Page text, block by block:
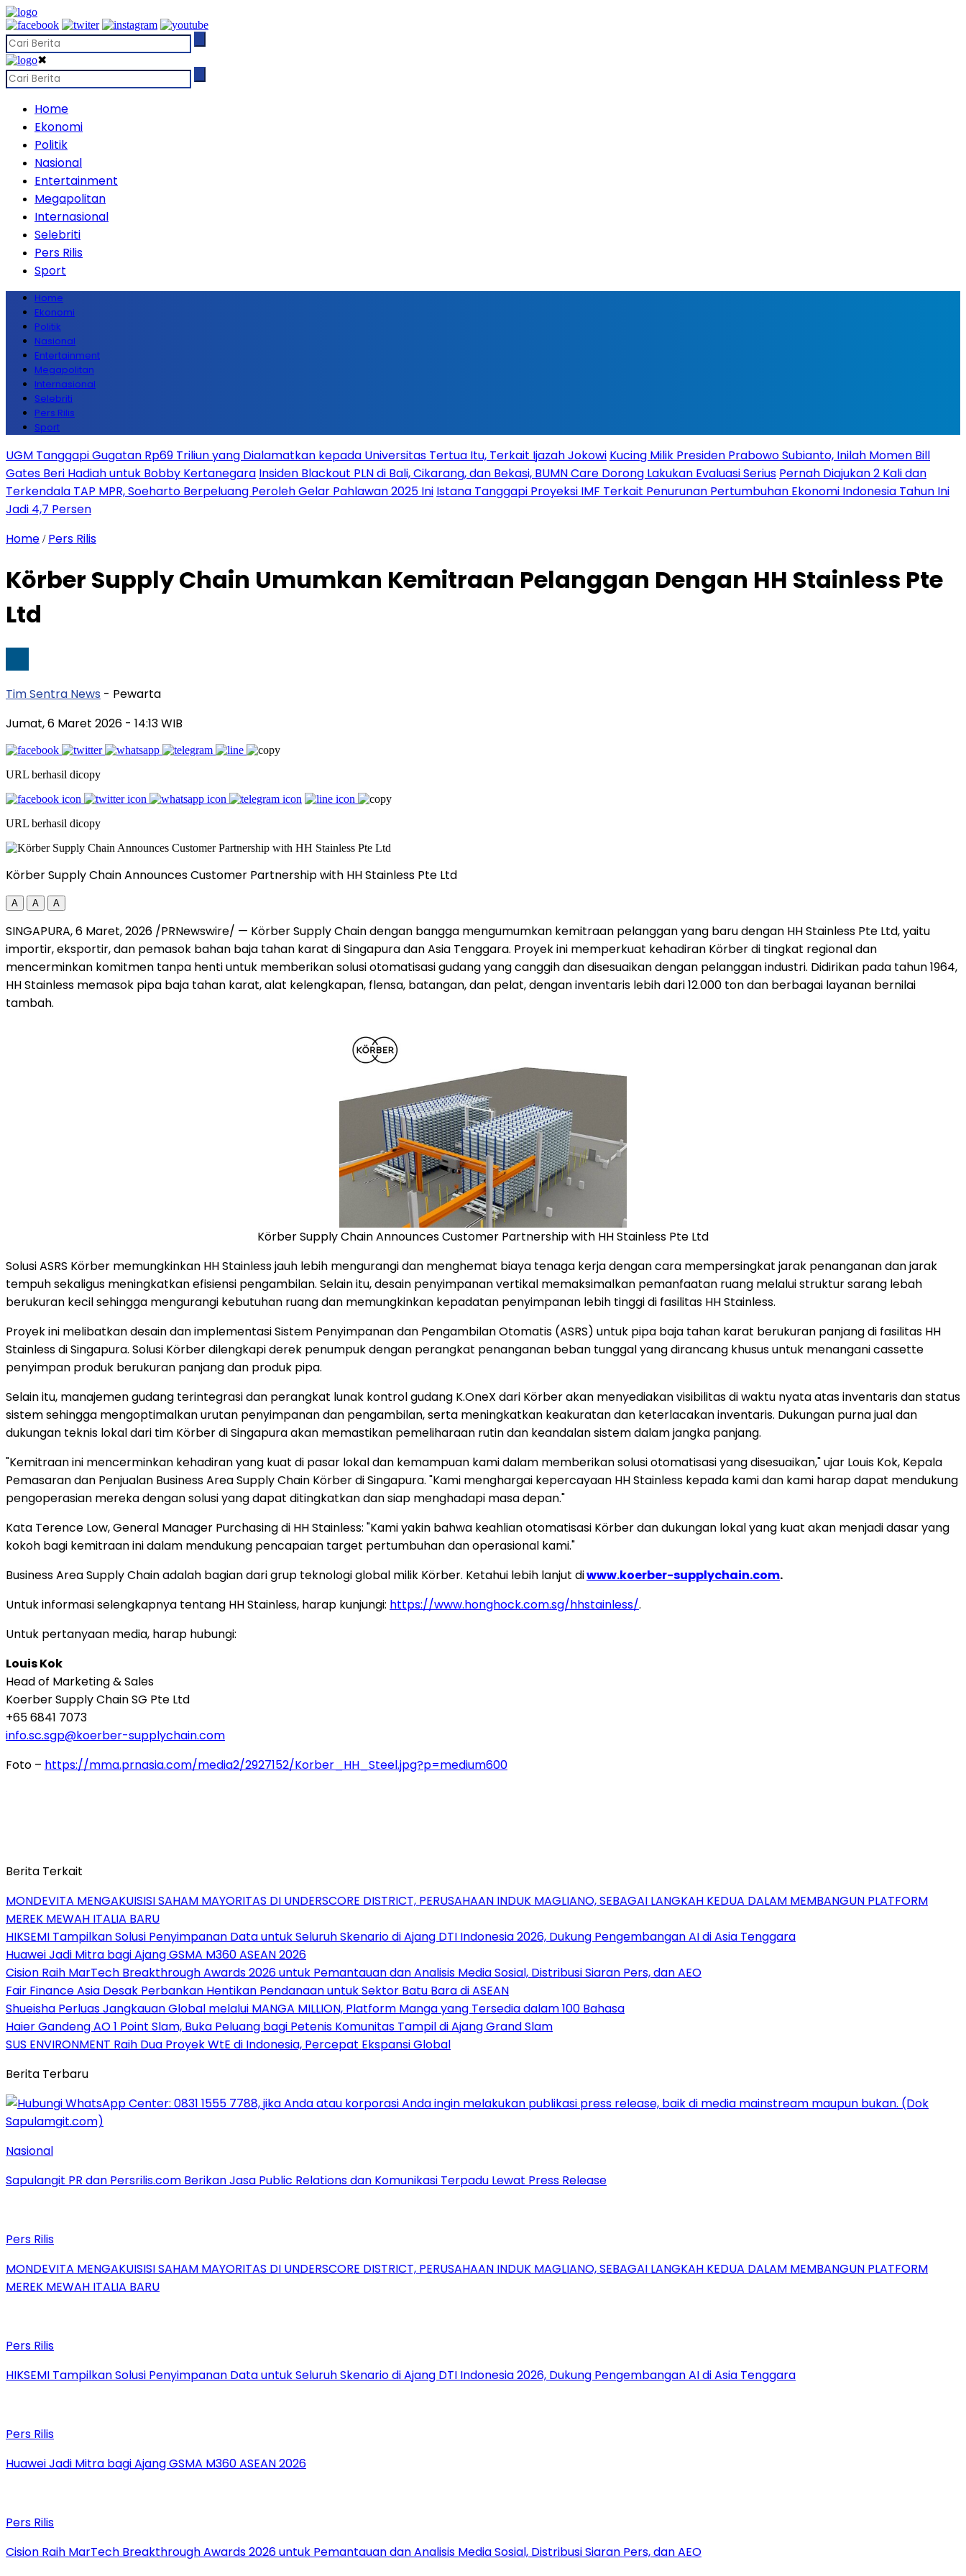
✖
Home
Ekonomi
Politik
Nasional
Entertainment
Megapolitan
Internasional
Selebriti
Pers Rilis
Sport
Home
Ekonomi
Politik
Nasional
Entertainment
Megapolitan
Internasional
Selebriti
Pers Rilis
Sport
UGM Tanggapi Gugatan Rp69 Triliun yang Dialamatkan kepada Universitas Tertua Itu, Terkait Ijazah Jokowi Kucing Milik Presiden Prabowo Subianto, Inilah Momen Bill
Gates Beri Hadiah untuk Bobby Kertanegara Insiden Blackout PLN di Bali, Cikarang, dan Bekasi, BUMN Care Dorong Lakukan Evaluasi Serius Pernah Diajukan 2 Kali dan
Terkendala TAP MPR, Soeharto Berpeluang Peroleh Gelar Pahlawan 2025 Ini Istana Tanggapi Proyeksi IMF Terkait Penurunan Pertumbuhan Ekonomi Indonesia Tahun Ini
Jadi 4,7 Persen
Home / Pers Rilis
Körber Supply Chain Umumkan Kemitraan Pelanggan Dengan HH Stainless Pte
Ltd
Tim Sentra News - Pewarta
Jumat, 6 Maret 2026 - 14:13 WIB
URL berhasil dicopy
URL berhasil dicopy
Körber Supply Chain Announces Customer Partnership with HH Stainless Pte Ltd
A A A
SINGAPURA,6 Maret, 2026 /PRNewswire/ — Körber Supply Chain dengan bangga mengumumkan kemitraan pelanggan yang baru dengan HH Stainless Pte Ltd, yaitu
importir, eksportir, dan pemasok bahan baja tahan karat di Singapura dan Asia Tenggara. Proyek ini memperkuat kehadiran Körber di tingkat regional dan
mencerminkan komitmen tanpa henti untuk memberikan solusi otomatisasi gudang yang canggih dan disesuaikan dengan pelanggan industri. Didirikan pada tahun 1964,
HH Stainless memasok pipa baja tahan karat, alat kelengkapan, flensa, batangan, dan pelat, dengan inventaris lebih dari 12.000 ton dan berbagai layanan bernilai
tambah.
Körber Supply Chain Announces Customer Partnership with HH Stainless Pte Ltd
Solusi ASRS Körber memungkinkan HH Stainless jauh lebih mengurangi dan menghemat biaya tenaga kerja dengan cara mempersingkat jarak penanganan dan jarak
tempuh sekaligus meningkatkan efisiensi pengambilan. Selain itu, desain penyimpanan vertikal memaksimalkan pemanfaatan ruang melalui struktur sarang lebah
berukuran kecil sehingga mengurangi kebutuhan ruang dan memungkinkan kepadatan penyimpanan lebih tinggi di fasilitas HH Stainless.
Proyek ini melibatkan desain dan implementasi Sistem Penyimpanan dan Pengambilan Otomatis (ASRS) untuk pipa baja tahan karat berukuran panjang di fasilitas HH
Stainless di Singapura. Solusi Körber dilengkapi derek penumpuk dengan perangkat penanganan beban tunggal yang dirancang khusus untuk menangani cassette
penyimpan produk berukuran panjang dan produk pipa.
Selain itu, manajemen gudang terintegrasi dan perangkat lunak kontrol gudang K.OneX dari Körber akan menyediakan visibilitas di waktu nyata atas inventaris dan status
sistem sehingga mengoptimalkan urutan penyimpanan dan pengambilan, serta meningkatkan keakuratan dan keterlacakan inventaris. Dukungan purna jual dan
dukungan teknis lokal dari tim Körber di Singapura akan memastikan pemeliharaan rutin dan keandalan sistem dalam jangka panjang.
"Kemitraan ini mencerminkan kehadiran yang kuat di pasar lokal dan kemampuan kami dalam memberikan solusi otomatisasi yang disesuaikan," ujar Louis Kok, Kepala
Pemasaran dan Penjualan Business Area Supply Chain Körber di Singapura. "Kami menghargai kepercayaan HH Stainless kepada kami dan kami harap dapat mendukung
pengoperasian mereka dengan solusi yang dapat ditingkatkan dan siap menghadapi masa depan."
Kata Terence Low, General Manager Purchasing di HH Stainless: "Kami yakin bahwa keahlian otomatisasi Körber dan dukungan lokal yang kuat akan menjadi dasar yang
kokoh bagi kemitraan ini dalam mendukung pencapaian target pertumbuhan dan operasional kami."
Business Area Supply Chain adalah bagian dari grup teknologi global milik Körber. Ketahui lebih lanjut diwww.koerber-supplychain.com.
Untuk informasi selengkapnya tentang HH Stainless, harap kunjungi: https://www.honghock.com.sg/hhstainless/.
Untuk pertanyaan media, harap hubungi:
Louis Kok
Head of Marketing & Sales
Koerber Supply Chain SG Pte Ltd
+65 6841 7073
info.sc.sgp@koerber-supplychain.com
Foto – https://mma.prnasia.com/media2/2927152/Korber_HH_Steel.jpg?p=medium600
Berita Terkait
MONDEVITA MENGAKUISISI SAHAM MAYORITAS DI UNDERSCORE DISTRICT, PERUSAHAAN INDUK MAGLIANO, SEBAGAI LANGKAH KEDUA DALAM MEMBANGUN PLATFORM
MEREK MEWAH ITALIA BARU
HIKSEMI Tampilkan Solusi Penyimpanan Data untuk Seluruh Skenario di Ajang DTI Indonesia 2026, Dukung Pengembangan AI di Asia Tenggara
Huawei Jadi Mitra bagi Ajang GSMA M360 ASEAN 2026
Cision Raih MarTech Breakthrough Awards 2026 untuk Pemantauan dan Analisis Media Sosial, Distribusi Siaran Pers, dan AEO
Fair Finance Asia Desak Perbankan Hentikan Pendanaan untuk Sektor Batu Bara di ASEAN
Shueisha Perluas Jangkauan Global melalui MANGA MILLION, Platform Manga yang Tersedia dalam 100 Bahasa
Haier Gandeng AO 1 Point Slam, Buka Peluang bagi Petenis Komunitas Tampil di Ajang Grand Slam
SUS ENVIRONMENT Raih Dua Proyek WtE di Indonesia, Percepat Ekspansi Global
Berita Terbaru
Nasional
Sapulangit PR dan Persrilis.com Berikan Jasa Public Relations dan Komunikasi Terpadu Lewat Press Release
Pers Rilis
MONDEVITA MENGAKUISISI SAHAM MAYORITAS DI UNDERSCORE DISTRICT, PERUSAHAAN INDUK MAGLIANO, SEBAGAI LANGKAH KEDUA DALAM MEMBANGUN PLATFORM
MEREK MEWAH ITALIA BARU
Pers Rilis
HIKSEMI Tampilkan Solusi Penyimpanan Data untuk Seluruh Skenario di Ajang DTI Indonesia 2026, Dukung Pengembangan AI di Asia Tenggara
Pers Rilis
Huawei Jadi Mitra bagi Ajang GSMA M360 ASEAN 2026
Pers Rilis
Cision Raih MarTech Breakthrough Awards 2026 untuk Pemantauan dan Analisis Media Sosial, Distribusi Siaran Pers, dan AEO